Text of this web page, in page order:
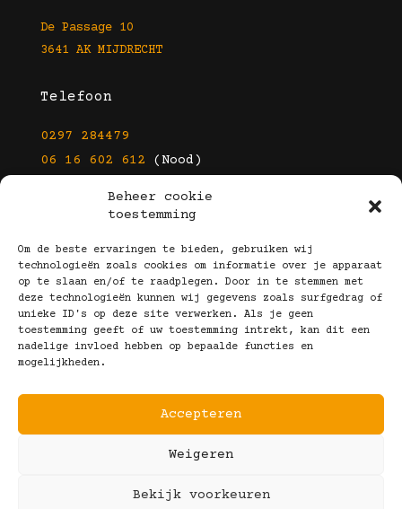
Beheer cookie
toestemming
Om de beste ervaringen te bieden, gebruiken wij
technologieën zoals cookies om informatie over je apparaat
op te slaan en/of te raadplegen. Door in te stemmen met
deze technologieën kunnen wij gegevens zoals surfgedrag of
unieke ID's op deze site verwerken. Als je geen
toestemming geeft of uw toestemming intrekt, kan dit een
nadelige invloed hebben op bepaalde functies en
mogelijkheden.
Accepteren
Weigeren
Bekijk voorkeuren
De Passage 10
3641 AK MIJDRECHT
Telefoon
0297 284479
06 16 602 612 (Nood)
info@kootbrillen.nl
Volg Ons!
Copyright © 2025 Koot Brillen
Algemene Voorwaarden